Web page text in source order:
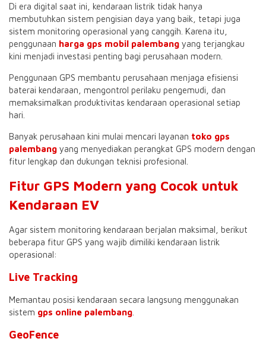
Di era digital saat ini, kendaraan listrik tidak hanya
membutuhkan sistem pengisian daya yang baik, tetapi juga
sistem monitoring operasional yang canggih. Karena itu,
penggunaan harga gps mobil palembang yang terjangkau
kini menjadi investasi penting bagi perusahaan modern.
Penggunaan GPS membantu perusahaan menjaga efisiensi
baterai kendaraan, mengontrol perilaku pengemudi, dan
memaksimalkan produktivitas kendaraan operasional setiap
hari.
Banyak perusahaan kini mulai mencari layanan toko gps
palembang yang menyediakan perangkat GPS modern dengan
fitur lengkap dan dukungan teknisi profesional.
Fitur GPS Modern yang Cocok untuk
Kendaraan EV
Agar sistem monitoring kendaraan berjalan maksimal, berikut
beberapa fitur GPS yang wajib dimiliki kendaraan listrik
operasional:
Live Tracking
Memantau posisi kendaraan secara langsung menggunakan
sistem gps online palembang
GeoFence